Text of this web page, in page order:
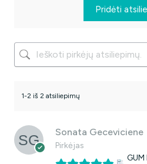
Pridėti
1-2 iš 2 atsiliepimų
Sonata Geceviciene
Pirkėjas